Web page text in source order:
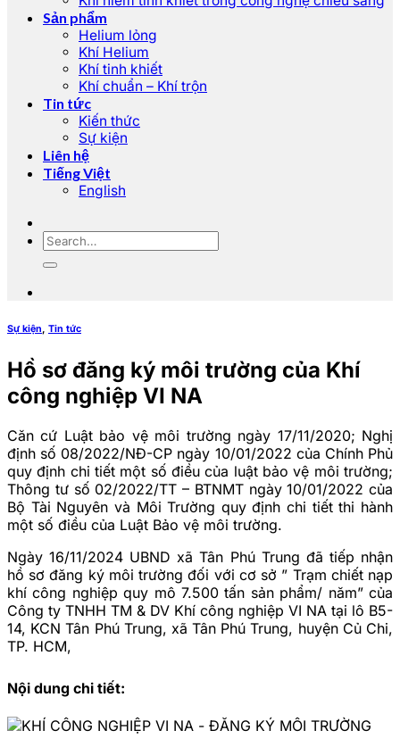
Sản phẩm
Helium lỏng
Khí Helium
Khí tinh khiết
Khí chuẩn – Khí trộn
Tin tức
Kiến thức
Sự kiện
Liên hệ
Tiếng Việt
English
Sự kiện, Tin tức
Hồ sơ đăng ký môi trường của Khí
công nghiệp VI NA
Căn cứ Luật bảo vệ môi trường ngày 17/11/2020; Nghị
định số 08/2022/NĐ-CP ngày 10/01/2022 của Chính Phủ
quy định chi tiết một số điều của luật bảo vệ môi trường;
Thông tư số 02/2022/TT – BTNMT ngày 10/01/2022 của
Bộ Tài Nguyên và Môi Trường quy định chi tiết thi hành
một số điều của Luật Bảo vệ môi trường.
Ngày 16/11/2024 UBND xã Tân Phú Trung đã tiếp nhận
hồ sơ đăng ký môi trường đối với cơ sở ” Trạm chiết nạp
khí công nghiệp quy mô 7.500 tấn sản phẩm/ năm” của
Công ty TNHH TM & DV Khí công nghiệp VI NA tại lô B5-
14, KCN Tân Phú Trung, xã Tân Phú Trung, huyện Củ Chi,
TP. HCM,
Nội dung chi tiết: